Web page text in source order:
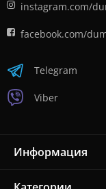
instagram.com/
facebook.com/
Telegram
Viber
Информация